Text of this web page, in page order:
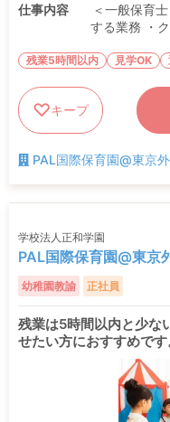
仕事内容
＜一般保育
する業務 ・
残業5時間以内 見学OK
キープ
PAL国際保育園@東京
学校法人正和学園
PAL国際保育園@東京
幼稚園教諭 正社員
残業は5時間以内と少な
せたい方におすすめです